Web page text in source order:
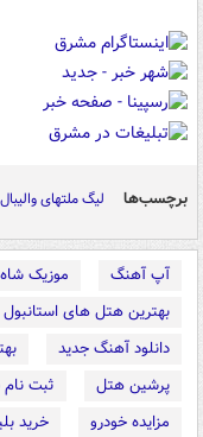
برچسب‌ها لیگ ملتهای والیبال 2026
آپ آهنگ موزیک شاه
بهترین هتل های استانبول
دانلود آهنگ جدید
پرشین هتل
ثبت نام
مزایده خودرو
خرید